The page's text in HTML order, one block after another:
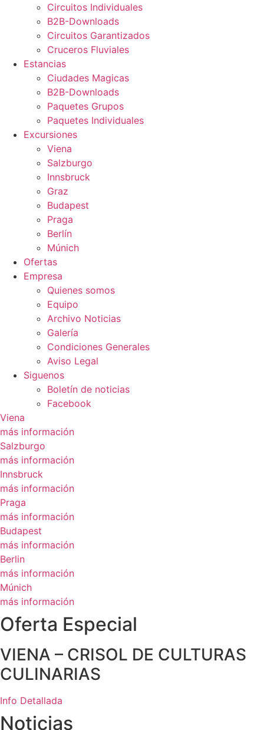
Circuitos Individuales
B2B-Downloads
Circuitos Garantizados
Cruceros Fluviales
Estancias
Ciudades Magicas
B2B-Downloads
Paquetes Grupos
Paquetes Individuales
Excursiones
Viena
Salzburgo
Innsbruck
Graz
Budapest
Praga
Berlín
Múnich
Ofertas
Empresa
Quienes somos
Equipo
Archivo Noticias
Galería
Condiciones Generales
Aviso Legal
Siguenos
Boletín de noticias
Facebook
Viena
más información
Salzburgo
más información
Innsbruck
más información
Praga
más información
Budapest
más información
Berlin
más información
Múnich
más información
Oferta Especial
VIENA – CRISOL DE CULTURAS
CULINARIAS
Info Detallada
Noticias